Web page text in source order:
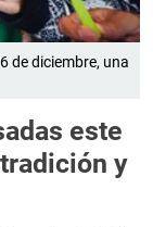
de diciembre, una
este
y